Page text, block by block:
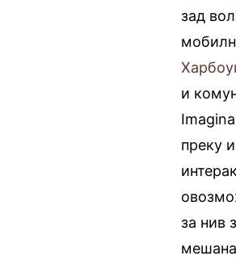
зад
и
преку
за нив